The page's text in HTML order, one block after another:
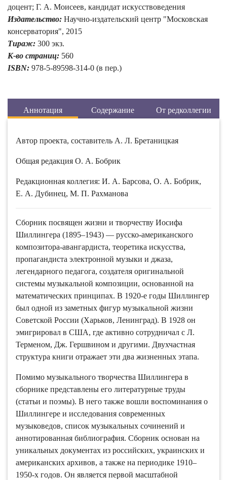
доцент; Г. А. Моисеев, кандидат искусствоведения
Издательство: Научно-издательский центр "Московская
консерватория", 2015
Тираж: 300 экз.
К-во страниц: 560
ISBN: 978-5-89598-314-0 (в пер.)
Аннотация Содержание От редколлегии
Автор проекта, составитель А. Л. Бретаницкая
Общая редакция О. А. Бобрик
Редакционная коллегия: И. А. Барсова, О. А. Бобрик,
Е. А. Дубинец, М. П. Рахманова
Сборник посвящен жизни и творчеству Иосифа
Шиллингера (1895–1943) — русско-американского
композитора-авангардиста, теоретика искусства,
пропагандиста электронной музыки и джаза,
легендарного педагога, создателя оригинальной
системы музыкальной композиции, основанной на
математических принципах. В 1920-е годы Шиллингер
был одной из заметных фигур музыкальной жизни
Советской России (Харьков, Ленинград). В 1928 он
эмигрировал в США, где активно сотрудничал с Л.
Терменом, Дж. Гершвином и другими. Двухчастная
структура книги отражает эти два жизненных этапа.
Помимо музыкального творчества Шиллингера в
сборнике представлены его литературные труды
(статьи и поэмы). В него также вошли воспоминания о
Шиллингере и исследования современных
музыковедов, список музыкальных сочинений и
аннотированная библиография. Сборник основан на
уникальных документах из российских, украинских и
американских архивов, а также на периодике 1910–
1950-х годов. Он является первой масштабной